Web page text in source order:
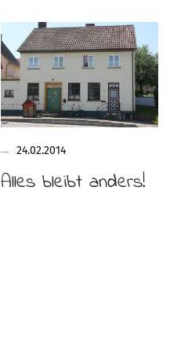
24.02.2014
Alles bleibt anders!